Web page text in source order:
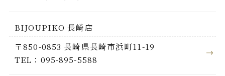
BIJOUPIKO 長崎店
〒850-0853 長崎県長崎市浜町11-19
TEL：095-895-5588